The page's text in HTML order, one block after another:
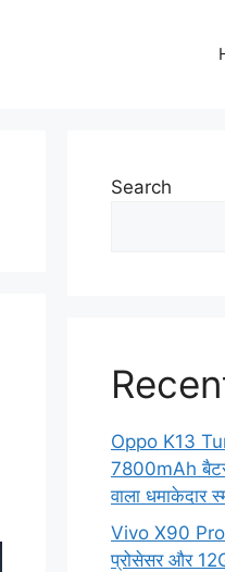
Search
Oppo K13
7800mAh
वाला धमाकेदार
Vivo X90
प्रोसेसर और